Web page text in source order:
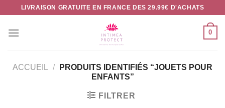
Passer
contenu
LIVRAISON GRATUITE EN FRANCE DES 29.99€ D'ACHATS
0
ACCUEIL /
PRODUITS IDENTIFIÉS “JOUETS POUR
ENFANTS”
FILTRER